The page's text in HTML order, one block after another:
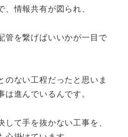
、情報共有が図られ、
管を繋げばいいかが一目で
のない工程だったと思いま
は進んでいるんです。
して手を抜かない工事を、